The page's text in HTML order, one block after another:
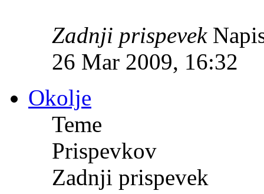
Zadnji prispevek
26 Mar 2009, 16:32
Okolje
Teme
Prispevkov
Zadnji prispevek